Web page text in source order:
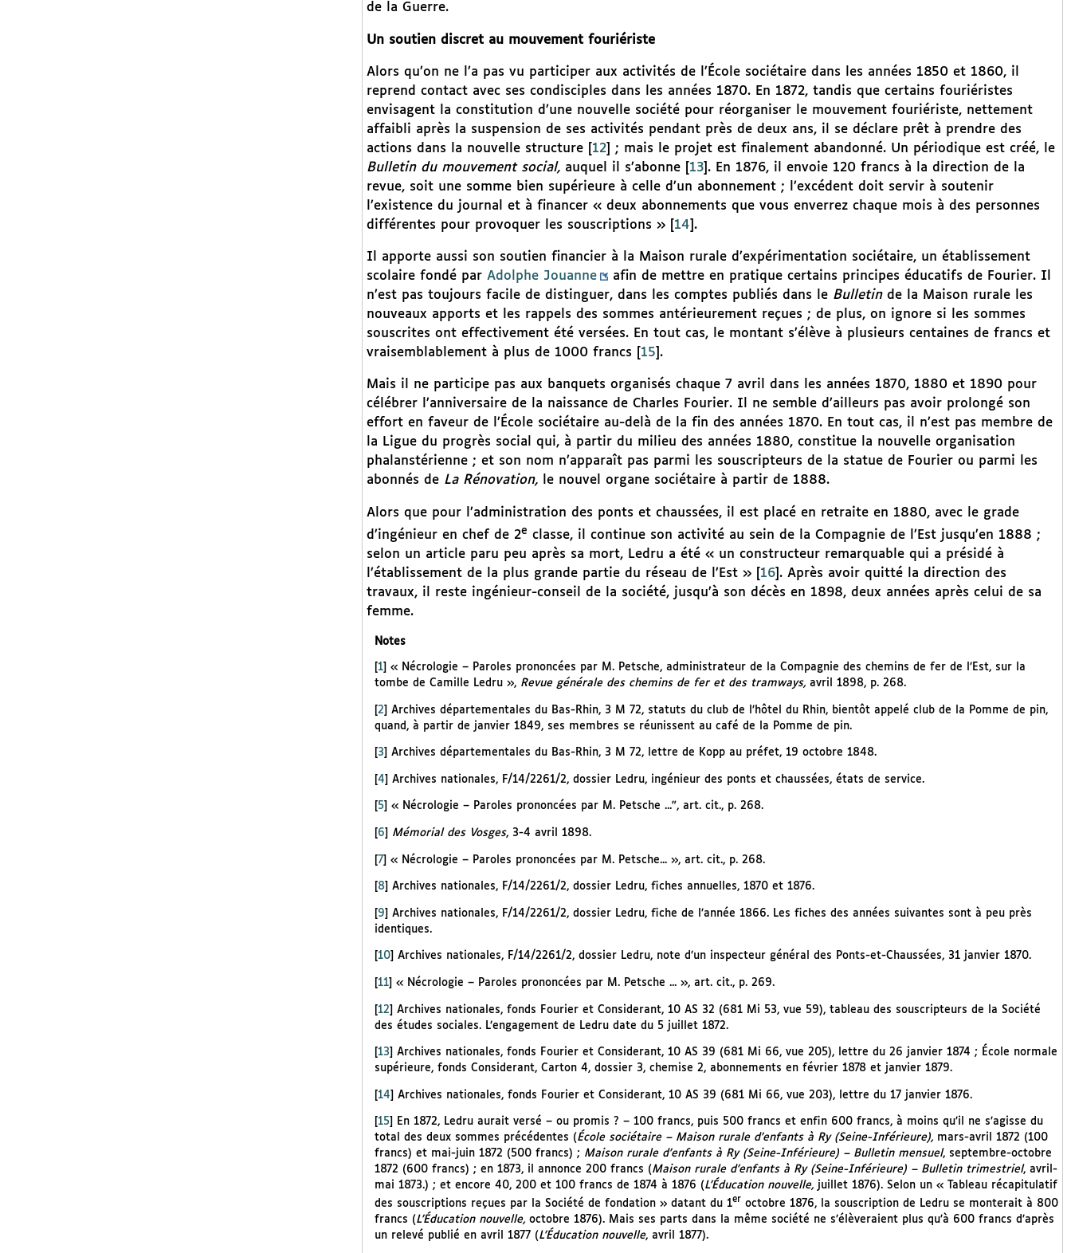
de la Guerre.
Un soutien discret au mouvement fouriériste
Alors qu’on ne l’a pas vu participer aux activités de l’École sociétaire dans les années 1850 et 1860, il
reprend contact avec ses condisciples dans les années 1870. En 1872, tandis que certains fouriéristes
envisagent la constitution d’une nouvelle société pour réorganiser le mouvement fouriériste, nettement
affaibli après la suspension de ses activités pendant près de deux ans, il se déclare prêt à prendre des
actions dans la nouvelle structure[ 12]
; mais le projet est finalement abandonné. Un périodique est créé, le
Bulletin du mouvement social, auquel il s’abonne[ 13] . En 1876, il envoie 120 francs à la direction de la
revue, soit une somme bien supérieure à celle d’un abonnement ; l’excédent doit servir à soutenir
l’existence du journal et à financer « deux abonnements que vous enverrez chaque mois à des personnes
différentes pour provoquer les souscriptions »[ 14 .
Il apporte aussi son soutien financier à la Maison rurale d’expérimentation sociétaire, un établissement
scolaire fondé par Adolphe Jouanne
afin de mettre en pratique certains principes éducatifs de Fourier. Il
n’est pas toujours facile de distinguer, dans les comptes publiés dans le Bulletin de la Maison rurale les
nouveaux apports et les rappels des sommes antérieurement reçues ; de plus, on ignore si les sommes
souscrites ont effectivement été versées. En tout cas, le montant s’élève à plusieurs centaines de francs et
vraisemblablement à plus de 1000 francs
15 .
Mais il ne participe pas aux banquets organisés chaque 7 avril dans les années 1870, 1880 et 1890 pour
célébrer l’anniversaire de la naissance de Charles Fourier. Il ne semble d’ailleurs pas avoir prolongé son
effort en faveur de l’École sociétaire au-delà de la fin des années 1870. En tout cas, il n’est pas membre de
la Ligue du progrès social qui, à partir du milieu des années 1880, constitue la nouvelle organisation
phalanstérienne ; et son nom n’apparaît pas parmi les souscripteurs de la statue de Fourier ou parmi les
abonnés de La Rénovation, le nouvel organe sociétaire à partir de 1888.
Alors que pour l’administration des ponts et chaussées, il est placé en retraite en 1880, avec le grade
d’ingénieur en chef de 2e classe, il continue son activité au sein de la Compagnie de l’Est jusqu’en 1888 ;
selon un article paru peu après sa mort, Ledru a été « un constructeur remarquable qui a présidé à
l’établissement de la plus grande partie du réseau de l’Est »[ 16] . Après avoir quitté la direction des
travaux, il reste ingénieur-conseil de la société, jusqu’à son décès en 1898, deux années après celui de sa
femme.
Notes
1] « Nécrologie – Paroles prononcées par M. Petsche, administrateur de la Compagnie des chemins de fer de l’Est, sur la
tombe de Camille Ledru », Revue générale des chemins de fer et des tramways, avril 1898, p. 268.
[2] Archives départementales du Bas-Rhin, 3 M 72, statuts du club de l’hôtel du Rhin, bientôt appelé club de la Pomme de pin,
quand, à partir de janvier 1849, ses membres se réunissent au café de la Pomme de pin.
3 Archives départementales du Bas-Rhin, 3 M 72, lettre de Kopp au préfet, 19 octobre 1848.
[4] Archives nationales, F/14/2261/2, dossier Ledru, ingénieur des ponts et chaussées, états de service.
5] « Nécrologie – Paroles prononcées par M. Petsche ...", art. cit., p. 268.
6 Mémorial des Vosges, 3-4 avril 1898.
[7] « Nécrologie – Paroles prononcées par M. Petsche... », art. cit., p. 268.
8] Archives nationales, F/14/2261/2, dossier Ledru, fiches annuelles, 1870 et 1876.
[9] Archives nationales, F/14/2261/2, dossier Ledru, fiche de l’année 1866. Les fiches des années suivantes sont à peu près
identiques.
10] Archives nationales, F/14/2261/2, dossier Ledru, note d’un inspecteur général des Ponts-et-Chaussées, 31 janvier 1870.
11] « Nécrologie – Paroles prononcées par M. Petsche ... », art. cit., p. 269.
[12] Archives nationales, fonds Fourier et Considerant, 10 AS 32 (681 Mi 53, vue 59), tableau des souscripteurs de la Société
des études sociales. L’engagement de Ledru date du 5 juillet 1872.
13
Archives nationales, fonds Fourier et Considerant, 10 AS 39 (681 Mi 66, vue 205), lettre du 26 janvier 1874 ; École normale
supérieure, fonds Considerant, Carton 4, dossier 3, chemise 2, abonnements en février 1878 et janvier 1879.
[14] Archives nationales, fonds Fourier et Considerant, 10 AS 39 (681 Mi 66, vue 203), lettre du 17 janvier 1876.
15]
En 1872, Ledru aurait versé – ou promis ? – 100 francs, puis 500 francs et enfin 600 francs, à moins qu’il ne s’agisse du
total des deux sommes précédentes (École sociétaire – Maison rurale d’enfants à Ry (Seine-Inférieure), mars-avril 1872 (100
francs) et mai-juin 1872 (500 francs) ; Maison rurale d’enfants à Ry (Seine-Inférieure) – Bulletin mensuel, septembre-octobre
1872 (600 francs) ; en 1873, il annonce 200 francs (Maison rurale d’enfants à Ry (Seine-Inférieure) – Bulletin trimestriel, avril-
mai 1873.) ; et encore 40, 200 et 100 francs de 1874 à 1876 (L’Éducation nouvelle, juillet 1876). Selon un « Tableau récapitulatif
des souscriptions reçues par la Société de fondation » datant du 1er octobre 1876, la souscription de Ledru se monterait à 800
francs (L’Éducation nouvelle, octobre 1876). Mais ses parts dans la même société ne s’élèveraient plus qu’à 600 francs d’après
un relevé publié en avril 1877 (L’Éducation nouvelle, avril 1877).